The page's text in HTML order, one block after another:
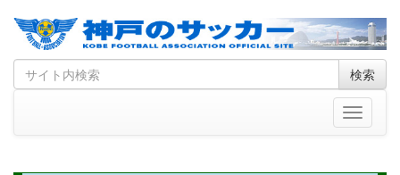
Skip
to
Search
for
検索
Toggle